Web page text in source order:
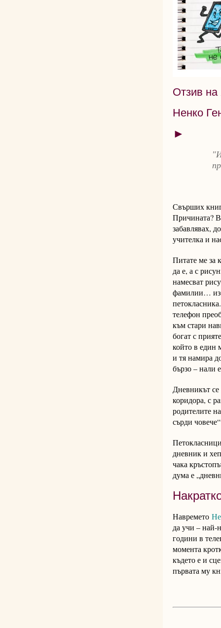
Отзив
Ненко
►
Свърших
Причината?
забавлявах,
учителка и
Питате ме за
да е, а с
намесват
фамилии…
телефон
към стари
богат с
който в един
и тя намира
бързо – нали
Дневникът се
коридора, с
родителите
сърди
дневник и
чака
дума е
Навремето
да учи – най-
години в
момента
където е и
първата му